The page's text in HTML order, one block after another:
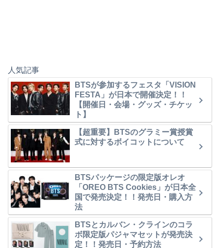
人気記事
BTSが参加するフェスタ「VISION
FESTA」が日本で開催決定！！
【開催日・会場・グッズ・チケッ
ト】
【超重要】BTSのグラミー賞授賞
式に対するボイコットについて
BTSパッケージの限定版オレオ
「OREO BTS Cookies」が日本全
国で発売決定！！発売日・購入方
法
BTSとカルバン・クラインのコラ
ボ限定版パジャマセットが発売決
定！！発売日・予約方法